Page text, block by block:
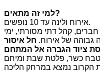
למי זה מתאים?
אירוח ולינה עד 10 נופשים.
קהל דתי מסורתי, ימי
גבוהה של אירוח. חל איסור
ציוד הגברה אל המתחם
כשר, פלטת שבת ומיחם